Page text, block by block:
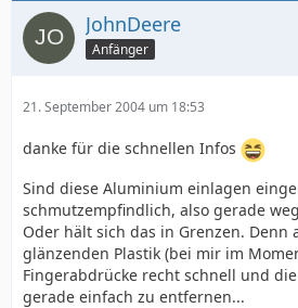
JohnDeere
Anfänger
21. September 2004 um 18:53
danke für die schnellen Infos
Sind diese Aluminium einlagen
schmutzempfindlich, also gerade
Oder hält sich das in Grenzen. Denn
glänzenden Plastik (bei mir im
Fingerabdrücke recht schnell und
gerade einfach zu entfernen...